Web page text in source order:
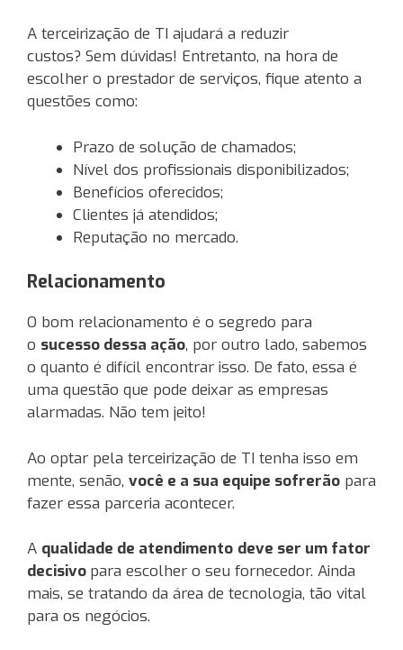
A terceirização de TI ajudará a reduzir
custos? Sem dúvidas! Entretanto, na hora de
escolher o prestador de serviços, fique atento a
questões como:
Prazo de solução de chamados;
Nível dos profissionais disponibilizados;
Benefícios oferecidos;
Clientes já atendidos;
Reputação no mercado.
Relacionamento
O bom relacionamento é o segredo para
o sucesso dessa ação, por outro lado, sabemos
o quanto é difícil encontrar isso. De fato, essa é
uma questão que pode deixar as empresas
alarmadas. Não tem jeito!
Ao optar pela terceirização de TI tenha isso em
mente, senão, você e a sua equipe sofrerão para
fazer essa parceria acontecer.
A qualidade de atendimento deve ser um fator
decisivo para escolher o seu fornecedor. Ainda
mais, se tratando da área de tecnologia, tão vital
para os negócios.